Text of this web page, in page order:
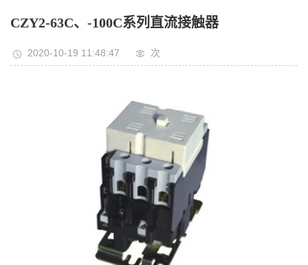
CZY2-63C、-100C系列直流接触器
2020-10-19 11:48:47 次